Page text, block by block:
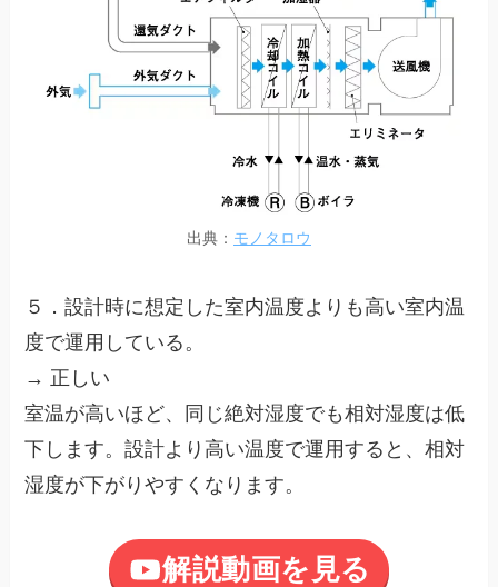
出典： モノタロウ
５．設計時に想定した室内温度よりも高い室内温
度で運用している。
→ 正しい
室温が高いほど、同じ絶対湿度でも相対湿度は低
下します。設計より高い温度で運用すると、相対
湿度が下がりやすくなります。
解説動画を見る